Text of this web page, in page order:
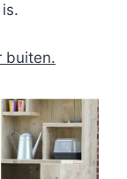
buiten.